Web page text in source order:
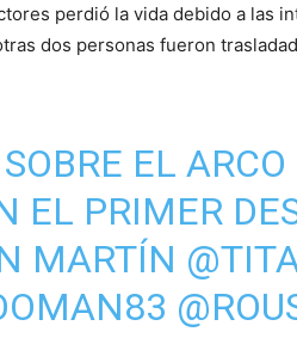
perdió la vida debido a las
dos personas fueron
EL
EL PRIMER
MARTÍN